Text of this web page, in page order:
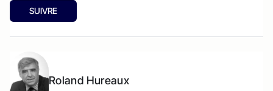
SUIVRE
Roland Hureaux